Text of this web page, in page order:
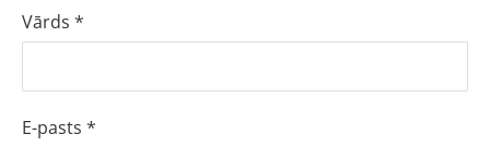
Vārds *
E-pasts *